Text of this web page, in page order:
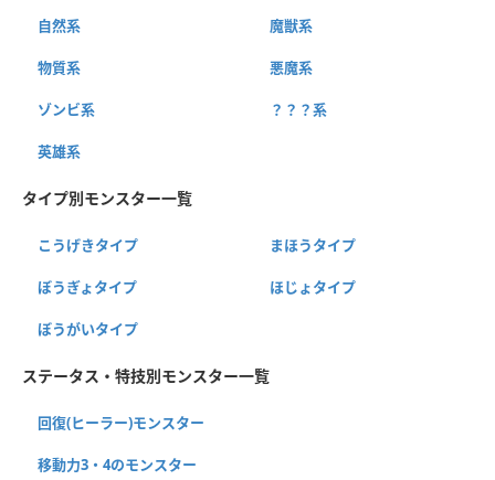
自然系 魔獣系
物質系 悪魔系
ゾンビ系 ？？？系
英雄系
タイプ別モンスター一覧
こうげきタイプ まほうタイプ
ぼうぎょタイプ ほじょタイプ
ぼうがいタイプ
ステータス・特技別モンスター一覧
回復(ヒーラー)モンスター
移動力3・4のモンスター